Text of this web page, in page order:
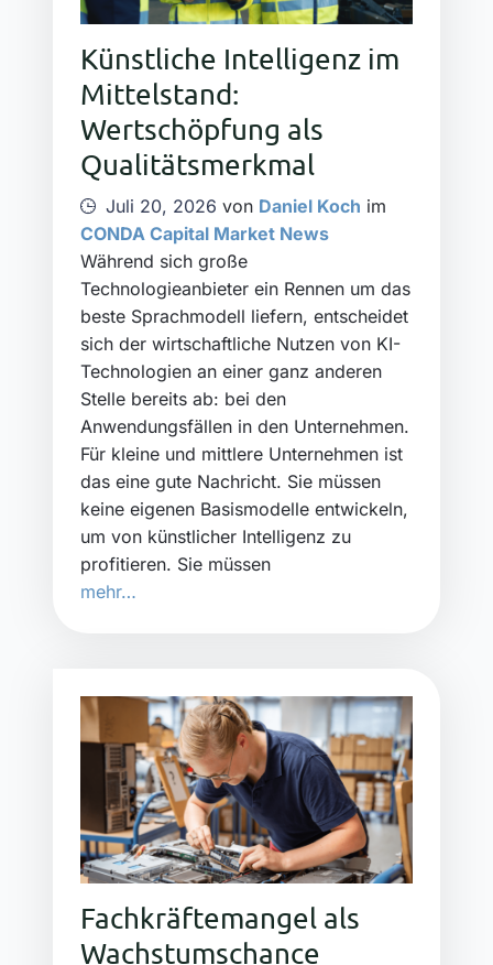
Künstliche Intelligenz im
Mittelstand:
Wertschöpfung als
Qualitätsmerkmal
Juli 20, 2026 von Daniel Koch im
CONDA Capital Market News
Während sich große
Technologieanbieter ein Rennen um das
beste Sprachmodell liefern, entscheidet
sich der wirtschaftliche Nutzen von KI-
Technologien an einer ganz anderen
Stelle bereits ab: bei den
Anwendungsfällen in den Unternehmen.
Für kleine und mittlere Unternehmen ist
das eine gute Nachricht. Sie müssen
keine eigenen Basismodelle entwickeln,
um von künstlicher Intelligenz zu
profitieren. Sie müssen
mehr…
Fachkräftemangel als
Wachstumschance